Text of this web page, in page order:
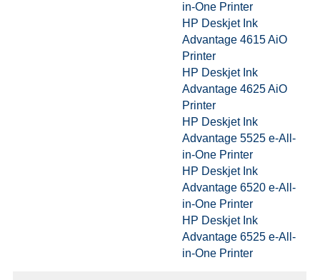
in-One Printer
HP Deskjet Ink
Advantage 4615 AiO
Printer
HP Deskjet Ink
Advantage 4625 AiO
Printer
HP Deskjet Ink
Advantage 5525 e-All-
in-One Printer
HP Deskjet Ink
Advantage 6520 e-All-
in-One Printer
HP Deskjet Ink
Advantage 6525 e-All-
in-One Printer